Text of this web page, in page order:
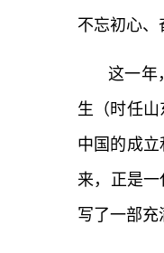
不忘初心、
这一年
生（时任
中国的成
来，正是
写了一部充